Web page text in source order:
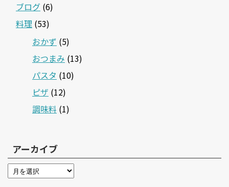
ブログ (6)
料理 (53)
おかず (5)
おつまみ (13)
パスタ (10)
ピザ (12)
調味料 (1)
アーカイブ